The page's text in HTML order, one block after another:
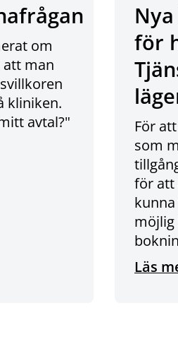
om
man
kliniken.
avtal?"
för
För
som
för att
Läs